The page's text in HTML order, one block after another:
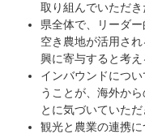
取り組んでいただき
県全体で、リーダ
空き農地が活用さ
興に寄与すると考え
インバウンドにつ
うことが、海外か
とに気づいていただ
観光と農業の連携